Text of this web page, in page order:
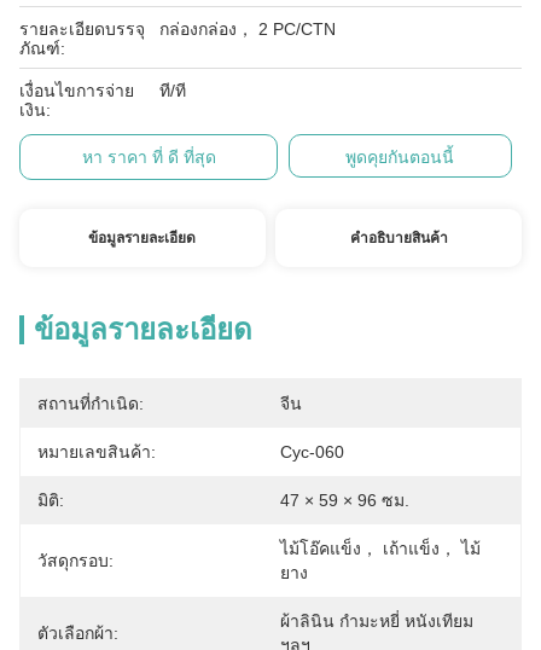
รายละเอียดบรรจุ
ภัณฑ์:
กล่องกล่อง， 2 PC/CTN
เงื่อนไขการจ่าย
เงิน:
ที/ที
หา ราคา ที่ ดี ที่สุด พูดคุยกันตอนนี้
ข้อมูลรายละเอียด คําอธิบายสินค้า
ข้อมูลรายละเอียด
สถานที่กำเนิด: จีน
หมายเลขสินค้า: Cyc-060
มิติ: 47 × 59 × 96 ซม.
วัสดุกรอบ:
ไม้โอ๊คแข็ง， เถ้าแข็ง， ไม้
ยาง
ตัวเลือกผ้า:
ผ้าลินิน กำมะหยี่ หนังเทียม
ฯลฯ